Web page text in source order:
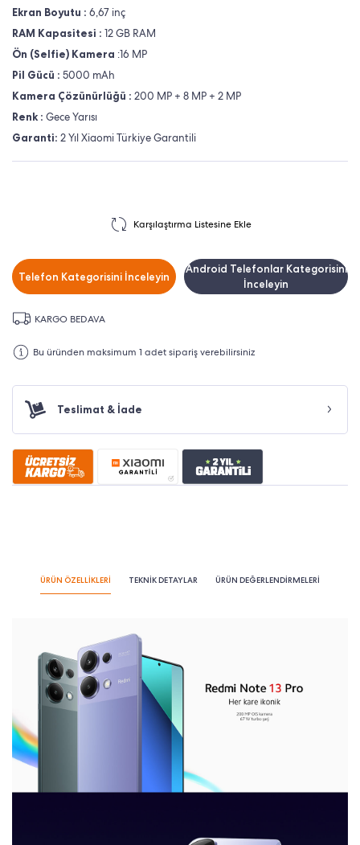
Ekran Boyutu : 6,67 inç
RAM Kapasitesi : 12 GB RAM
Ön (Selfie) Kamera :16 MP
Pil Gücü : 5000 mAh
Kamera Çözünürlüğü : 200 MP + 8 MP + 2 MP
Renk : Gece Yarısı
Garanti: 2 Yıl Xiaomi Türkiye Garantili
Karşılaştırma Listesine Ekle
Telefon Kategorisini İnceleyin
Android Telefonlar Kategorisini
İnceleyin
KARGO BEDAVA
Bu üründen maksimum 1 adet sipariş verebilirsiniz
Teslimat & İade
ÜRÜN ÖZELLİKLERİ TEKNİK DETAYLAR ÜRÜN DEĞERLENDİRMELERİ